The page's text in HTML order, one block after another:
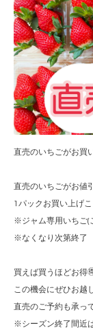
直売のいちごがお買
直売のいちごがお値
1パックお買い上げ
※ジャム専用いちご(
※なくなり次第終了
買えば買うほどお得
この機会にぜひお越
直売のご予約も承っ
※シーズン終了間近